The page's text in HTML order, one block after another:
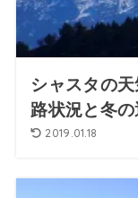
シャスタの
路状況と冬
2019.01.18